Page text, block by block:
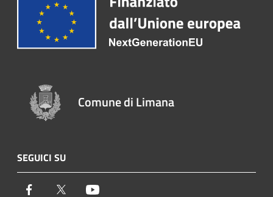
Comune di Limana
SEGUICI SU
Facebook Twitter